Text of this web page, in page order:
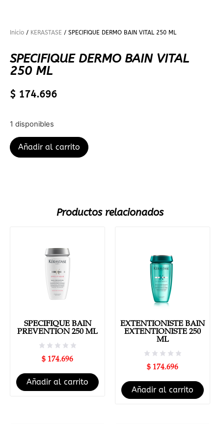
Inicio / KERASTASE / SPECIFIQUE DERMO BAIN VITAL 250 ML
SPECIFIQUE DERMO BAIN VITAL
250 ML
$ 174.696
1 disponibles
Añadir al carrito
Productos relacionados
SPECIFIQUE BAIN
PREVENTION 250 ML
$ 174.696
Añadir al carrito
EXTENTIONISTE BAIN
EXTENTIONISTE 250
ML
$ 174.696
Añadir al carrito